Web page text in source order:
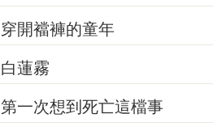
穿開襠褲的童年
白蓮霧
第一次想到死亡這檔事